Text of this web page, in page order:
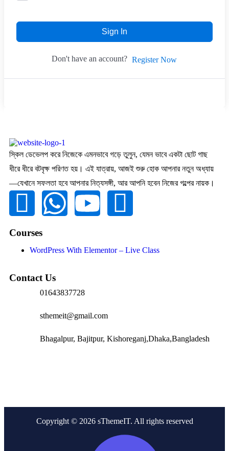
Sign In
Don't have an account? Register Now
স্কিল ডেভেলপ করে নিজেকে এমনভাবে গড়ে তুলুন, যেমন ভাবে একটা ছোট গাছ
ধীরে ধীরে বটবৃক্ষ পরিণত হয়। এই যাত্রায়, আজই শুরু হোক আপনার নতুন অধ্যায়
—যেখানে সফলতা হবে আপনার নিত্যসঙ্গী, আর আপনি হবেন নিজের গল্পের নায়ক।
Courses
WordPress With Elementor – Live Class
Contact Us
01643837728
sthemeit@gmail.com
Bhagalpur, Bajitpur, Kishoreganj,Dhaka,Bangladesh
Copyright © 2026 sThemeIT. All rights reserved